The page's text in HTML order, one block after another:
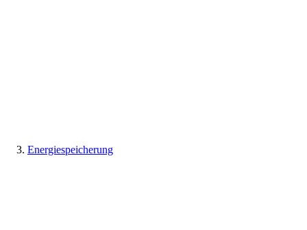
Energiespeicherung